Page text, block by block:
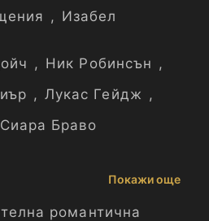
, Изабел
, Ник Робинсън ,
, Лукас Гейдж ,
Сиара Браво
Покажи още
романтична